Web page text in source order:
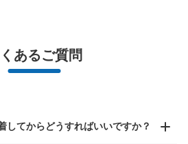
からお店と日時を
定して事前予約
1,000箇所以上と提携
45cm未満の大きさのお荷物（リュック、ハンド
お手荷物など）
/ 日
あるご質問
してからどうすればいいですか？